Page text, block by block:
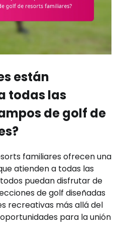
están
todas las
de golf de
familiares ofrecen una
atienden a todas las
puedan disfrutar de
de golf diseñadas
recreativas más allá del
para la unión